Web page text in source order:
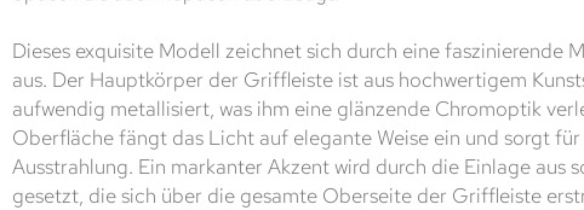
Dieses exquisite Modell zeichnet sich durch eine faszinierende
aus. Der Hauptkörper der Griffleiste ist aus hochwertigem
aufwendig metallisiert, was ihm eine glänzende Chromoptik
Oberfläche fängt das Licht auf elegante Weise ein und sorgt
Ausstrahlung. Ein markanter Akzent wird durch die Einlage aus
gesetzt, die sich über die gesamte Oberseite der Griffleiste